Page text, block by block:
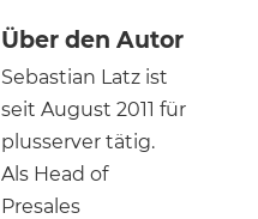
Über den Autor
Sebastian Latz ist
seit August 2011 für
plusserver tätig.
Als Head of
Presales